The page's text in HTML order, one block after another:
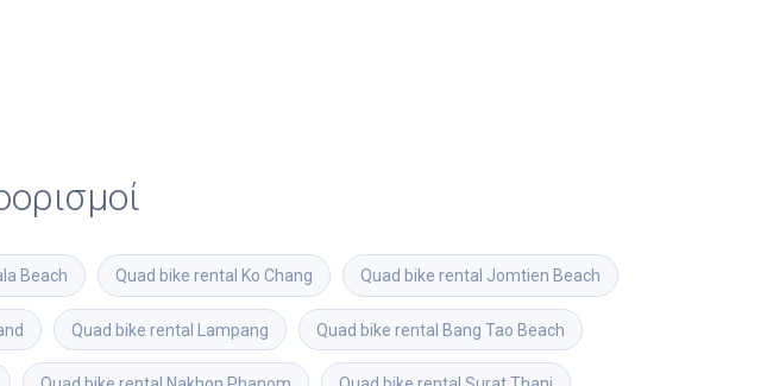
Beach Quad bike rental Ko Chang Quad bike rental Jomtien Beach
Quad bike rental Lampang Quad bike rental Bang Tao Beach